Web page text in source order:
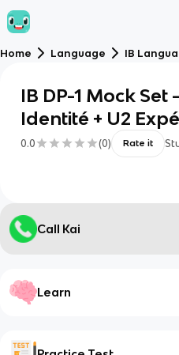
Home Language IB
IB DP-1 Mock Set
Identité + U2
0.0 (0) Rate it
Call Kai
Learn